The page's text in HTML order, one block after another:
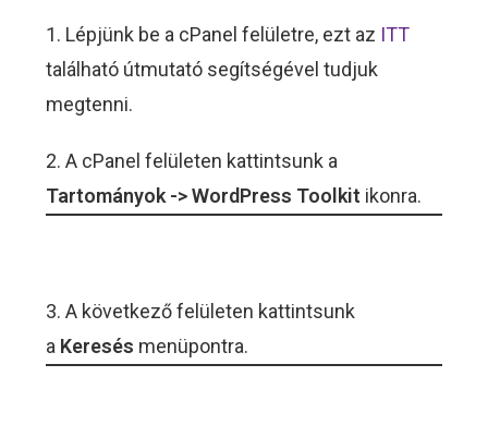
1. Lépjünk be a cPanel felületre, ezt az ITT
található útmutató segítségével tudjuk
megtenni.
2. A cPanel felületen kattintsunk a
Tartományok -> WordPress Toolkit ikonra.
3. A következő felületen kattintsunk
a Keresés menüpontra.